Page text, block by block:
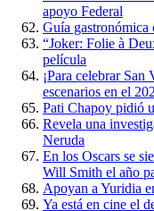
apoyo Federal
Guía gastronómica
“Joker: Folie à
película
¡Para celebrar
escenarios en el
Pati Chapoy pidió
Revela una
Neruda
En los Oscars se
Will Smith el año
Apoyan a Yuridia
Ya está en cine el